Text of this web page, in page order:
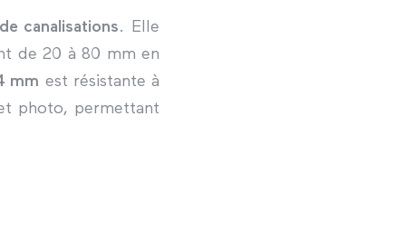
canalisations. Elle
de 20 à 80 mm en
mm est résistante à
photo, permettant